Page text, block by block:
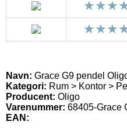
Navn: Grace G9 pendel
Kategori: Rum > Kontor >
Producent: Oligo
Varenummer: 68405-Grace
EAN: